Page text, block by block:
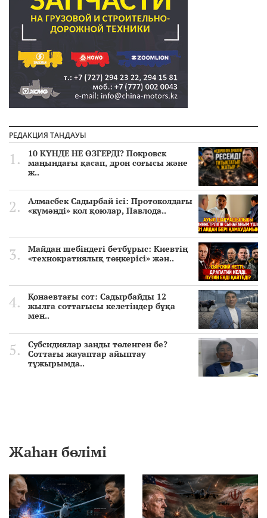
РЕДАКЦИЯ ТАҢДАУЫ
10 КҮНДЕ НЕ ӨЗГЕРДІ? Покровск
маңындағы қасап, дрон соғысы және
ж..
Алмасбек Садырбай ісі: Протоколдағы
«күмәнді» кол қоюлар, Павлода..
Майдан шебіндегі бетбұрыс: Киевтің
«технократиялық төңкерісі» жән..
Қонаевтағы сот: Садырбайды 12
жылға соттағысы келетіндер бұқа
мен..
Субсидиялар заңды төленген бе?
Соттағы жауаптар айыптау
тұжырымда..
Жаһан бөлімі